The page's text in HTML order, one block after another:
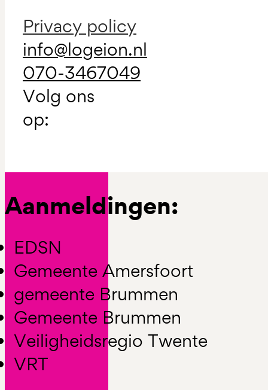
Privacy policy
info@logeion.nl
070-3467049
Volg ons
op:
Aanmeldingen:
EDSN
Gemeente Amersfoort
gemeente Brummen
Gemeente Brummen
Veiligheidsregio Twente
VRT